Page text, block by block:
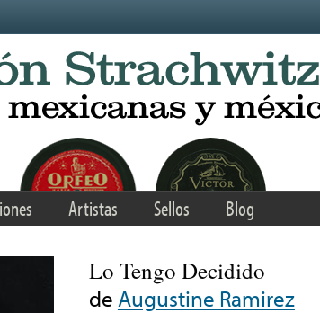
Artistas Sellos Blog
Lo Tengo Decidido
de Augustine Ramirez